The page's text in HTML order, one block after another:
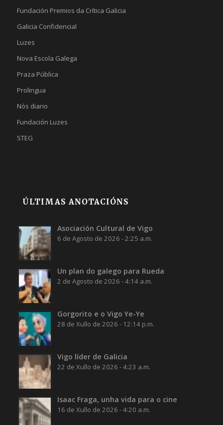
Fundación Premios da Crítica Galicia
Galicia Confidencial
Luzes
Nova Escola Galega
Praza Pública
Prolingua
Nós diario
Fundación Luzes
STEG
ÚLTIMAS ANOTACIÓNS
Asociación Cultural de Vigo
6 de Agosto de 2026 - 2:25 a.m.
Un plan do galego para Rueda
2 de Agosto de 2026 - 4:14 a.m.
Gorgorito e o Vigo Ye-Ye
28 de Xullo de 2026 - 12:14 p.m.
Vigo líder de Galicia
22 de Xullo de 2026 - 4:23 a.m.
Isaac Fraga, unha vida para o cine
16 de Xullo de 2026 - 4:20 a.m.